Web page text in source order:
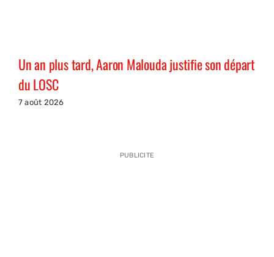
Un an plus tard, Aaron Malouda justifie son départ
du LOSC
7 août 2026
PUBLICITE